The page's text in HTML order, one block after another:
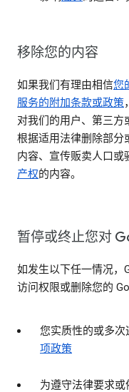
移除您的内容
如果我们有理由相信您
服务的附加条款或政策
对我们的用户、第三方
根据适用法律删除部分
内容、宣传贩卖人口或
产权的内容。
暂停或终止您对
如发生以下任一情况，
访问权限或删除您的
您实质性的或多次
项政策
为遵守法律要求